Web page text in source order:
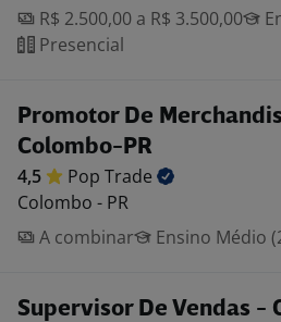
R$ 2.500,00 a R$ 3.500,00
Presencial
Promotor De
Colombo-PR
4,5 Pop Trade
Colombo - PR
A combinar
Ensino Médio
Supervisor De Vendas -